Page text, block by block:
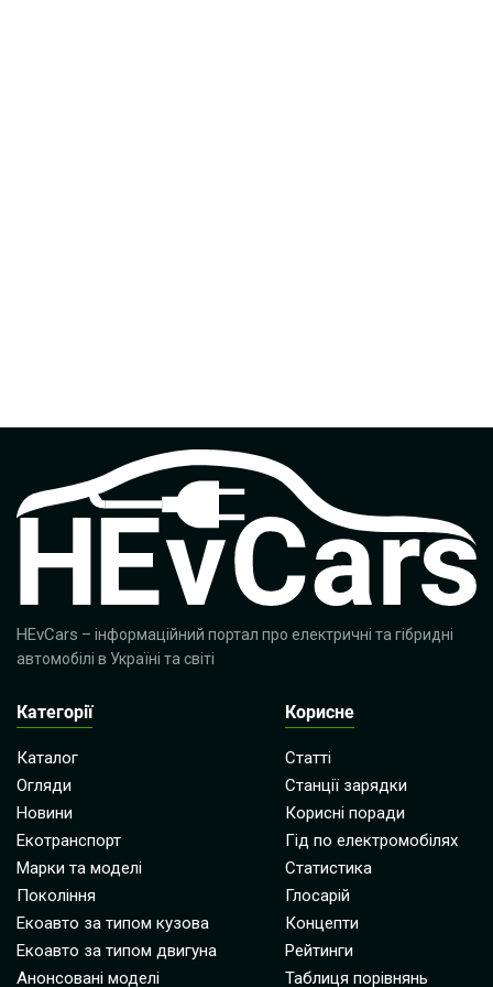
HEvCars – інформаційний портал про електричні та гібридні
автомобілі в Україні та світі
Категорії
Каталог
Огляди
Новини
Екотранспорт
Марки та моделі
Покоління
Екоавто за типом кузова
Екоавто за типом двигуна
Анонсовані моделі
Корисне
Статті
Станції зарядки
Корисні поради
Гід по електромобілях
Статистика
Глосарій
Концепти
Рейтинги
Таблиця порівнянь